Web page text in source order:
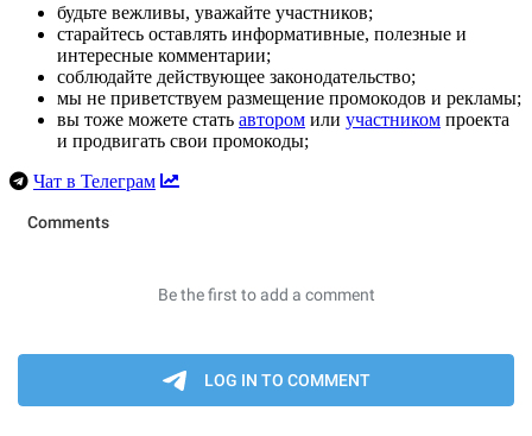
будьте вежливы, уважайте участников;
старайтесь оставлять информативные, полезные и
интересные комментарии;
соблюдайте действующее законодательство;
мы не приветствуем размещение промокодов и рекламы;
вы тоже можете стать автором или участником проекта
и продвигать свои промокоды;
Чат в Телеграм